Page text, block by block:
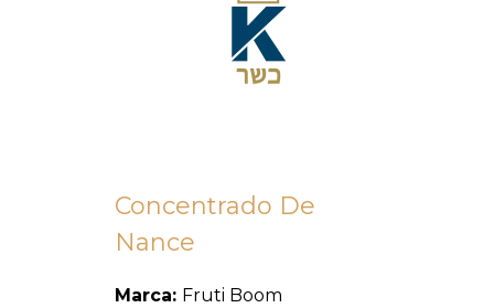
Concentrado De
Nance
Marca: Fruti Boom